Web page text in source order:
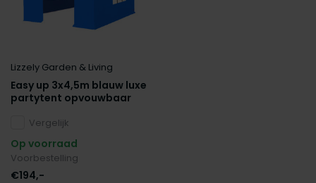
Lizzely Garden & Living
Easy up 3x4,5m blauw luxe
partytent opvouwbaar
Vergelijk
Op voorraad
Voorbestelling
€194,-